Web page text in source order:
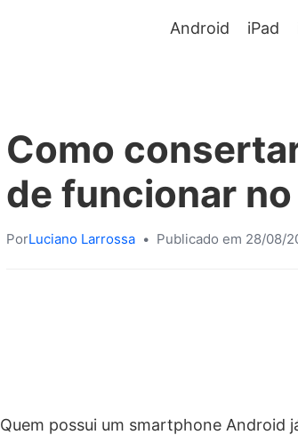
Android iPad
Como
de funcionar
PorLuciano Larrossa • Publicado em 28/08/
Quem possui um smartphone Android